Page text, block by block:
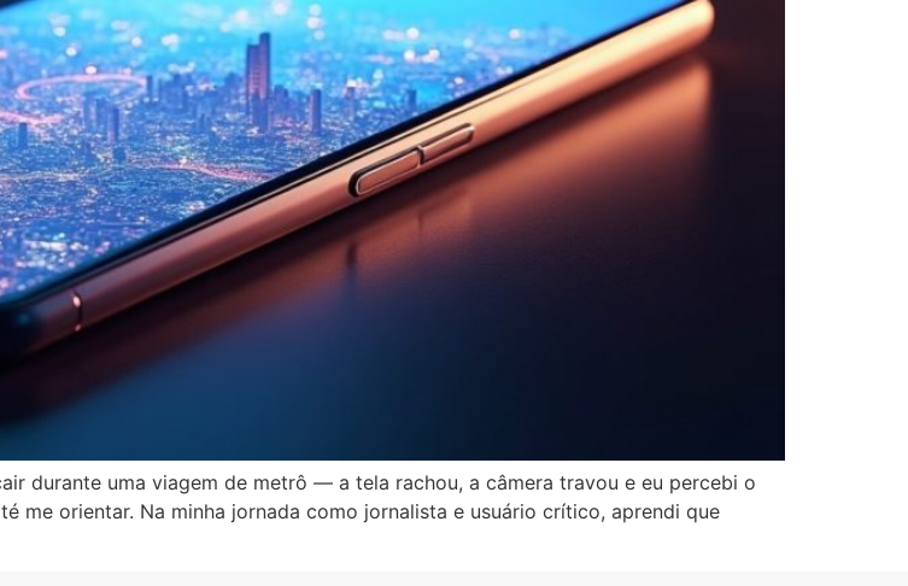
durante uma viagem de metrô — a tela rachou, a câmera travou e eu percebi o
me orientar. Na minha jornada como jornalista e usuário crítico, aprendi que